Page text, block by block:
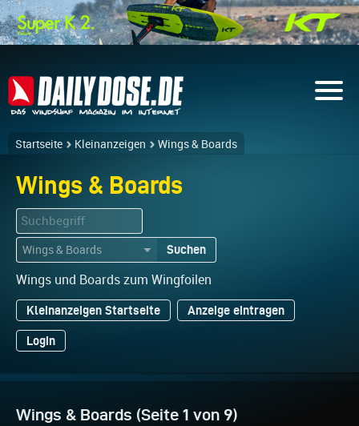
Startseite Kleinanzeigen Wings & Boards
Wings & Boards
▼ Suchen
Wings und Boards zum Wingfoilen
Kleinanzeigen Startseite Anzeige eintragen
Login
Wings & Boards (Seite 1 von 9)